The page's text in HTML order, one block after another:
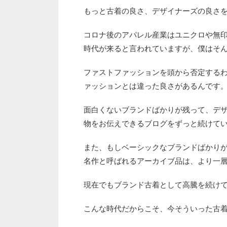
もっと古着の良さ、デザイナーズの良さ
コロナ後のアパレル産業はユニクロや無
時代が来ると言われていますが、僕はそ
ファストファッションを頭から否定する
ァッションとは違った良さがあるんです
面白くないブランドばかりが残って、デ
物をお伝えできるブログをずっと続けて
また、もしベーシックなブランドばかり
名作と呼ばれるアーカイブ品は、より一
現在でもブランド古着として高騰を続け
こんな時代だからこそ、今そういった古